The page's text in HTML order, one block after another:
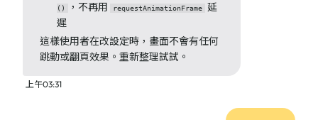
()
，不再用 requestAnimationFrame
延
遲
這樣使用者在改設定時，畫面不會有任何
跳動或翻頁效果。重新整理試試。
上午03:31